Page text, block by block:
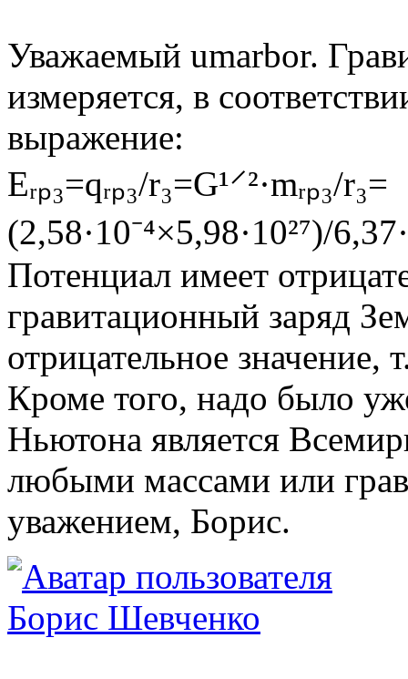
Уважаемый umarbor.
измеряется, в
выражение:
Еᵣₚ₃=qᵣₚ₃/r₃=G¹⸍²·mᵣₚ₃/r₃=
(2,58·10⁻⁴×5,98·10²⁷)/
Потенциал имеет
гравитационный заряд
отрицательное значение,
Кроме того, надо было
Ньютона является
любыми массами или
уважением, Борис.
Борис Шевченко